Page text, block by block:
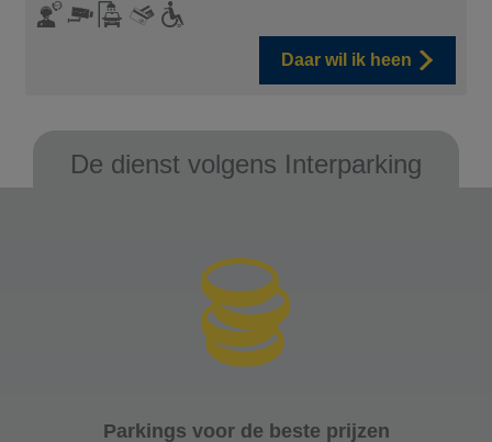
Daar wil ik heen
De dienst volgens Interparking
Parkings voor de beste prijzen